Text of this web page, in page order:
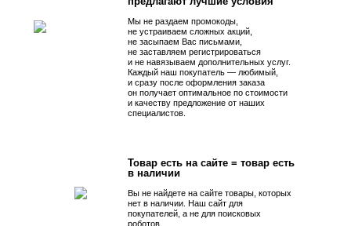
Мы не раздаем промокоды,
не устраиваем сложных акций,
не засыпаем Вас письмами,
не заставляем регистрироваться
и не навязываем дополнительных услуг.
Каждый наш покупатель — любимый,
и сразу после оформления заказа
он получает оптимальное по стоимости
и качеству предложение от наших
специалистов.
Товар есть на сайте = товар есть
в наличии
Вы не найдете на сайте товары, которых
нет в наличии. Наш сайт для
покупателей, а не для поисковых
роботов.